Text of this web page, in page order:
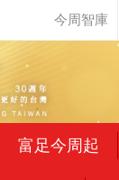
富足今周起